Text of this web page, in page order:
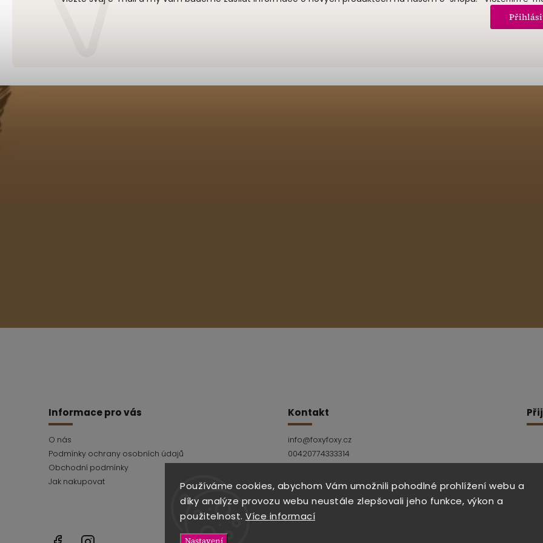
Používáme cookies, abychom Vám umožnili pohodlné prohlížení webu a
díky analýze provozu webu neustále zlepšovali jeho funkce, výkon a
použitelnost. Více informací
Nastavení
Informace pro vás
O nás
Podmínky ochrany osobních údajů
Obchodní podmínky
Jak nakupovat
Kontakt
info@foxyfoxy.cz
00420774333314
Instagram
Facebook